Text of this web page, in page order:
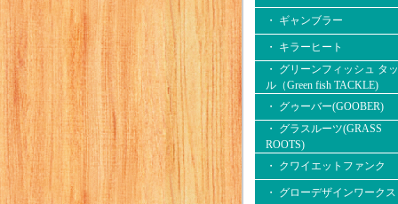
・ ギャンブラー
・ キラーヒート
・ グリーンフィッシュ タ
ル（Green fish TACKLE)
・ グゥーバー(GOOBER)
・ グラスルーツ(GRASS
ROOTS)
・ クワイエットファンク
・ グローデザインワークス